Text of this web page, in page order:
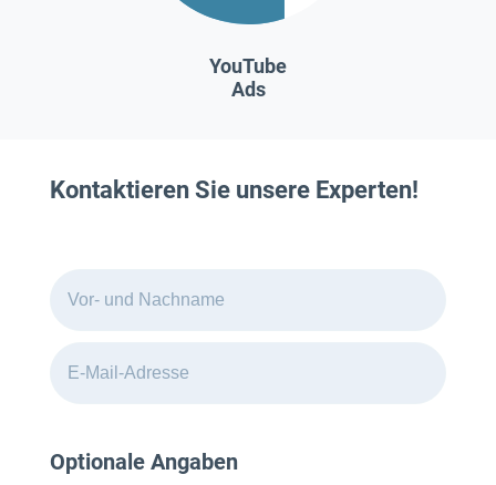
YouTube
Ads
Kontaktieren Sie unsere Experten!
Optionale Angaben